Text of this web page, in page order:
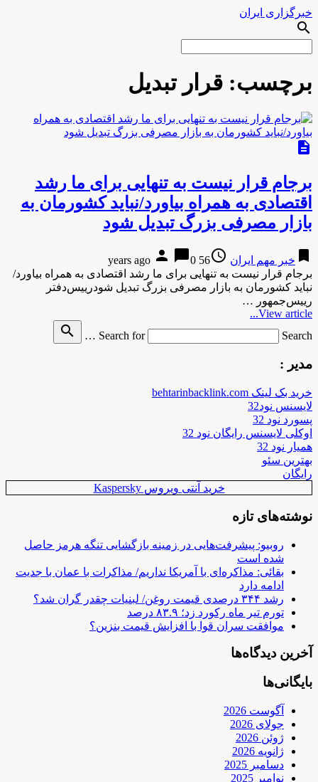
خبرگزاری ایران
search
برچسب: قرار تبدیل
description
برجام قرار نیست به تنهایی برای ما رشد
اقتصادی به همراه بیاورد/نباید کشورمان به
بازار مصرفی بزرگ تبدیل شود
bookmark خبر مهم ایران access_time
56 years ago
person chat_bubble0
برجام قرار نیست به تنهایی برای ما رشد اقتصادی به همراه بیاورد/
نباید کشورمان به بازار مصرفی بزرگ تبدیل شودرییس‌دفتر
رییس‌جمهور …
View article...
Search for
Search …
search
مدیر :
خرید بک لینک behtarinbacklink.com
لایسنس نود32
پسورد نود 32
اوکلی لایسنس رایگان نود 32
همیار نود 32
بهترین سئو
رایگان
خرید آنتی ویروس Kaspersky
نوشته‌های تازه
روبیو: پیشرفت‌هایی در زمینه بازگشایی تنگه هرمز حاصل
شده است
بقائی: مذاکره‌ای با آمریکا نداریم/ مذاکرات با عمان با جدیت
ادامه دارد
رشد ۳۴۴ درصدی قیمت روغن/ لبنیات چقدر گران شد؟
تورم تیر ماه رکورد زد؛ ۸۳.۹ درصد
موافقت سران قوا با افزایش قیمت بنزین؟
آخرین دیدگاه‌ها
بایگانی‌ها
آگوست 2026
جولای 2026
ژوئن 2026
ژانویه 2026
دسامبر 2025
نوامبر 2025